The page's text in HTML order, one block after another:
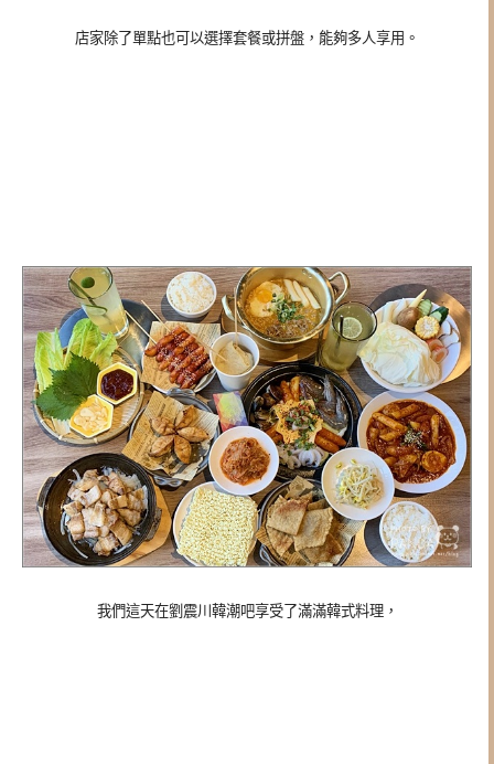
店家除了單點也可以選擇套餐或拼盤，能夠多人享用。
我們這天在劉震川韓潮吧享受了滿滿韓式料理，